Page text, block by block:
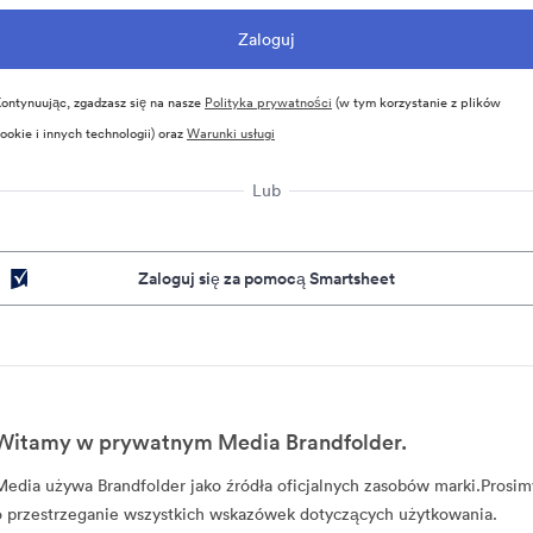
zgadzasz się na nasze Polityka prywatności (w tym korzystanie z plików
i innych technologii) orazWarunki usługi
Lub
Zaloguj się za pomocą Smartsheet
w prywatnym Media Brandfolder.
używa Brandfolder jako źródła oficjalnych zasobów
przestrzeganie wszystkich wskazówek dotyczących użytkowania.